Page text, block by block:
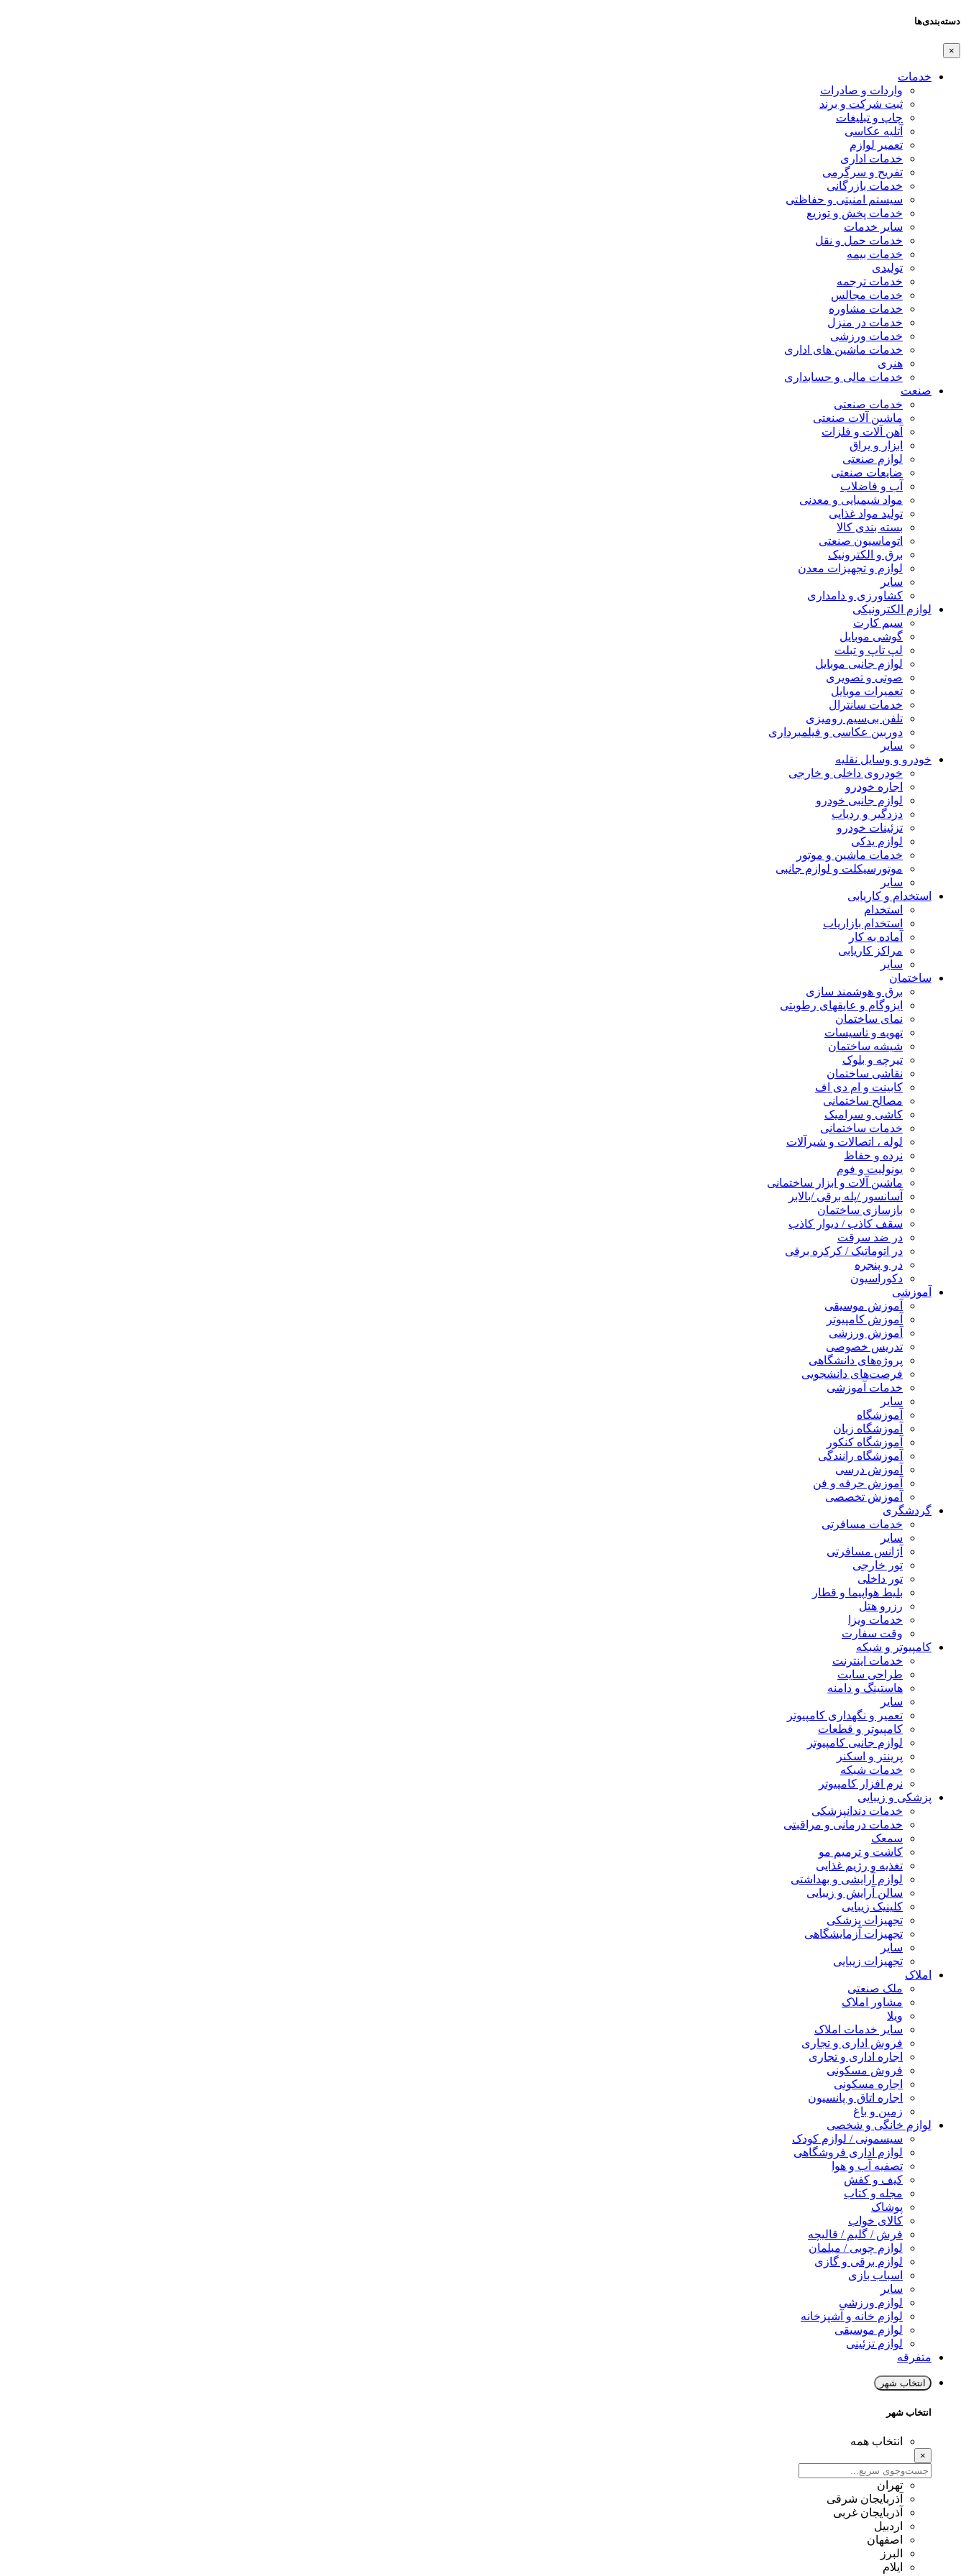
دسته‌بندی‌ها
×
خدمات
واردات و صادرات
ثبت شرکت و برند
چاپ و تبلیغات
آتلیه عکاسی
تعمیر لوازم
خدمات اداری
تفریح و سرگرمی
خدمات بازرگانی
سیستم امنیتی و حفاظتی
خدمات پخش و توزیع
سایر خدمات
خدمات حمل و نقل
خدمات بیمه
تولیدی
خدمات ترجمه
خدمات مجالس
خدمات مشاوره
خدمات در منزل
خدمات ورزشی
خدمات ماشین های اداری
هنری
خدمات مالی و حسابداری
صنعت
خدمات صنعتی
ماشین آلات صنعتی
آهن آلات و فلزات
ابزار و یراق
لوازم صنعتی
ضایعات صنعتی
آب و فاضلاب
مواد شیمیایی و معدنی
تولید مواد غذایی
بسته بندی کالا
اتوماسیون صنعتی
برق و الکترونیک
لوازم و تجهیزات معدن
سایر
کشاورزی و دامداری
لوازم الکترونیکی
سیم کارت
گوشی موبایل
لپ تاپ و تبلت
لوازم جانبی موبایل
صوتی و تصویری
تعمیرات موبایل
خدمات سانترال
تلفن بی‌سیم رومیزی
دوربین عکاسی و فیلمبرداری
سایر
خودرو و وسایل نقلیه
خودروی داخلی و خارجی
اجاره خودرو
لوازم جانبی خودرو
دزدگیر و ردیاب
تزئینات خودرو
لوازم یدکی
خدمات ماشین و موتور
موتورسیکلت و لوازم جانبی
سایر
استخدام و کاریابی
استخدام
استخدام بازاریاب
آماده به کار
مراکز کاریابی
سایر
ساختمان
برق و هوشمند سازی
ایزوگام و عایقهای رطوبتی
نمای ساختمان
تهویه و تاسیسات
شیشه ساختمان
تیرچه و بلوک
نقاشی ساختمان
کابینت و ام دی اف
مصالح ساختمانی
کاشی و سرامیک
خدمات ساختمانی
لوله ، اتصالات و شیرآلات
نرده و حفاظ
یونولیت و فوم
ماشین آلات و ابزار ساختمانی
آسانسور /پله برقی /بالابر
بازسازی ساختمان
سقف کاذب / دیوار کاذب
در ضد سرقت
در اتوماتیک / کرکره برقی
در و پنجره
دکوراسیون
آموزشی
آموزش موسیقی
آموزش کامپیوتر
آموزش ورزشی
تدریس خصوصی
پروژه‌های دانشگاهی
فرصت‌های دانشجویی
خدمات آموزشی
سایر
آموزشگاه
آموزشگاه زبان
آموزشگاه کنکور
آموزشگاه رانندگی
آموزش درسی
آموزش حرفه و فن
آموزش تخصصی
گردشگری
خدمات مسافرتی
سایر
آژانس مسافرتی
تور خارجی
تور داخلی
بلیط هواپیما و قطار
رزرو هتل
خدمات ویزا
وقت سفارت
کامپیوتر و شبکه
خدمات اینترنت
طراحی سایت
هاستینگ و دامنه
سایر
تعمیر و نگهداری کامپیوتر
کامپیوتر و قطعات
لوازم جانبی کامپیوتر
پرینتر و اسکنر
خدمات شبکه
نرم افزار کامپیوتر
پزشکی و زیبایی
خدمات دندانپزشکی
خدمات درمانی و مراقبتی
سمعک
کاشت و ترمیم مو
تغذیه و رژیم غذایی
لوازم آرایشی و بهداشتی
سالن آرایش و زیبایی
کلینیک زیبایی
تجهیزات پزشکی
تجهیزات آزمایشگاهی
سایر
تجهیزات زیبایی
املاک
ملک صنعتی
مشاور املاک
ویلا
سایر خدمات املاک
فروش اداری و تجاری
اجاره اداری و تجاری
فروش مسکونی
اجاره مسکونی
اجاره اتاق و پانسیون
زمین و باغ
لوازم خانگی و شخصی
سیسمونی / لوازم کودک
لوازم اداری فروشگاهی
تصفیه آب و هوا
کیف و کفش
مجله و کتاب
پوشاک
کالای خواب
فرش / گلیم / قالیچه
لوازم چوبی / مبلمان
لوازم برقی و گازی
اسباب بازی
سایر
لوازم ورزشی
لوازم خانه و آشپزخانه
لوازم موسیقی
لوازم تزئینی
متفرقه
انتخاب شهر
انتخاب شهر
انتخاب همه
×
تهران
آذربایجان شرقی
آذربایجان غربی
اردبیل
اصفهان
البرز
ایلام